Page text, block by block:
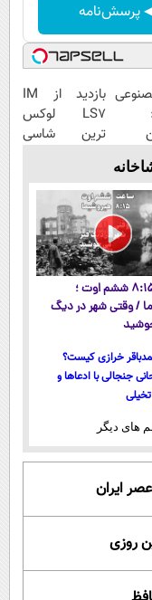
پرسش‌نامه
|
قسطی
بازدید از IM
LS7 لوکس
ترین شاسی
انقلاب
ساعت ۸:۱۵ ششم اوت ؛
/ وقتی شهر در دیگ
خرازی کیست؟
جنجالی با ادعاها و
های دیگر
ایران